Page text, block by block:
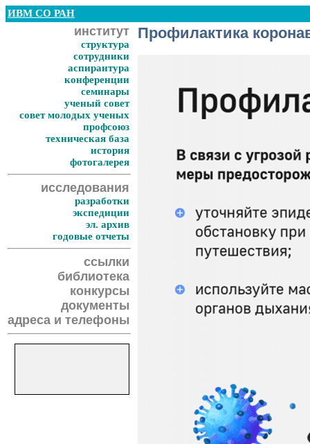
ИВМ СО РАН
институт
структура
сотрудники
аспирантура
конференции
семинары
ученый совет
совет молодых ученых
профсоюз
техническая база
история
фотогалерея
исследования
разработки
экспедиции
эл. архив
годовые отчеты
ссылки
библиотека
конкурсы
документы
адреса и телефоны
Профилактика